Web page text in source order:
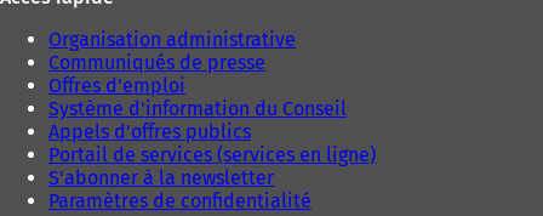
Organisation administrative
Communiqués de presse
Offres d'emploi
Système d'information du Conseil
Appels d'offres publics
Portail de services (services en ligne)
S'abonner à la newsletter
Paramètres de confidentialité